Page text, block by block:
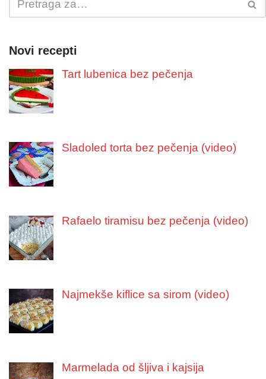
Novi recepti
Tart lubenica bez pečenja
Sladoled torta bez pečenja (video)
Rafaelo tiramisu bez pečenja (video)
Najmekše kiflice sa sirom (video)
Marmelada od šljiva i kajsija